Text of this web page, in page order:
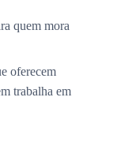
quem mora
oferecem
trabalha em